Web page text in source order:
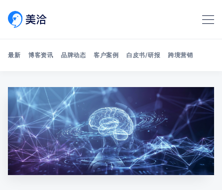
Search 美洽博客
最新 博客资讯 品牌动态 客户案例 白皮书/研报 跨境营销